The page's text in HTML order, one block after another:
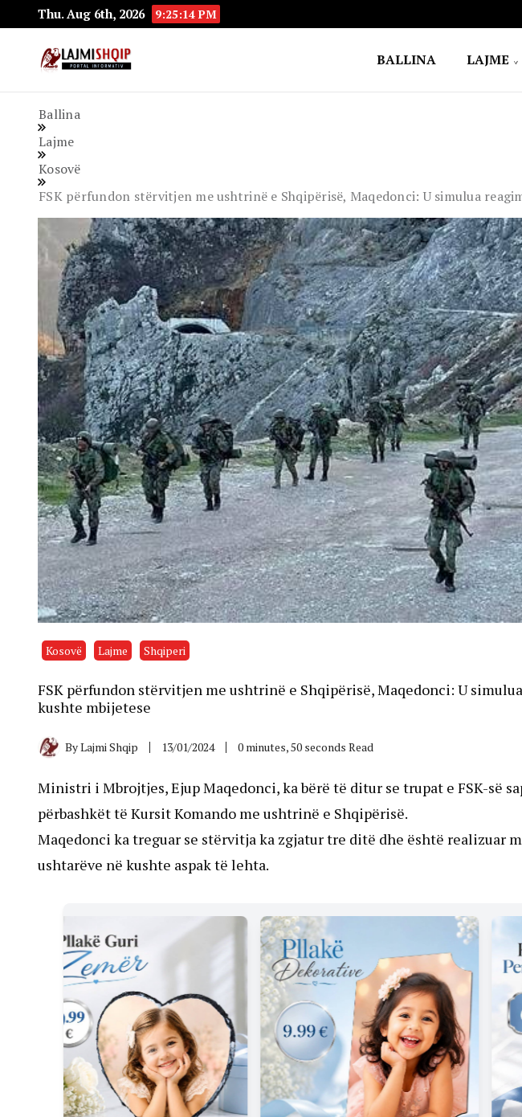
Thu. Aug 6th, 2026 9:25:15 PM
BALLINA LAJME
Ballina
Lajme
Kosovë
FSK përfundon stërvitjen me ushtrinë e Shqipërisë, Maqedonci: U simulua
Kosovë Lajme Shqiperi
FSK përfundon stërvitjen me ushtrinë e Shqipërisë, Maqedonci: U
kushte mbijetese
ByLajmi Shqip 13/01/2024 0 minutes, 50 seconds Read
Ministri i Mbrojtjes, Ejup Maqedonci, ka bërë të ditur se trupat e FSK-së
përbashkët të Kursit Komando me ushtrinë e Shqipërisë.
Maqedonci ka treguar se stërvitja ka zgjatur tre ditë dhe është
ushtarëve në kushte aspak të lehta.